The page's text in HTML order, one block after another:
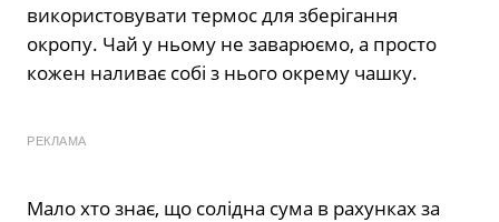
використовувати термос для зберігання
окропу. Чай у ньому не заварюємо, а просто
кожен наливає собі з нього окрему чашку.
РЕКЛАМА
Мало хто знає, що солідна сума в рахунках за